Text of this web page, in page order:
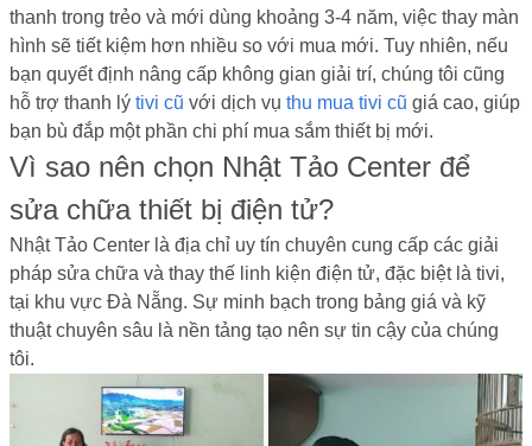
thanh trong trẻo và mới dùng khoảng 3-4 năm, việc thay màn
hình sẽ tiết kiệm hơn nhiều so với mua mới. Tuy nhiên, nếu
bạn quyết định nâng cấp không gian giải trí, chúng tôi cũng
hỗ trợ thanh lý tivi cũ với dịch vụ thu mua tivi cũ giá cao, giúp
bạn bù đắp một phần chi phí mua sắm thiết bị mới.
Vì sao nên chọn Nhật Tảo Center để
sửa chữa thiết bị điện tử?
Nhật Tảo Center là địa chỉ uy tín chuyên cung cấp các giải
pháp sửa chữa và thay thế linh kiện điện tử, đặc biệt là tivi,
tại khu vực Đà Nẵng. Sự minh bạch trong bảng giá và kỹ
thuật chuyên sâu là nền tảng tạo nên sự tin cậy của chúng
tôi.